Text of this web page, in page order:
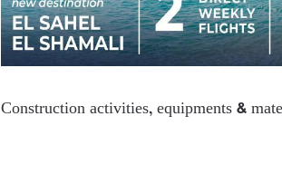
Construction activities, equipments &